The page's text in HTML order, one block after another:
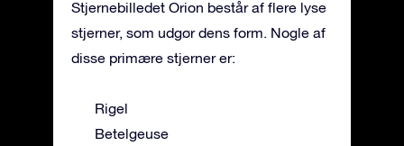
Stjernebilledet Orion består af flere lyse
stjerner, som udgør dens form. Nogle af
disse primære stjerner er:
Rigel
Betelgeuse